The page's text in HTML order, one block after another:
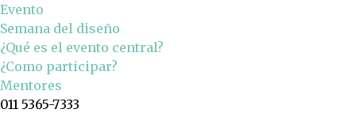
Evento
Semana del diseño
¿Qué es el evento central?
¿Como participar?
Mentores
011 5365-7333